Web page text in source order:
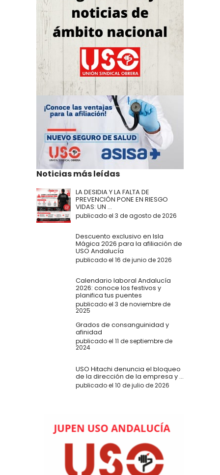
Noticias más leídas
LA DESIDIA Y LA FALTA DE
PREVENCIÓN PONE EN RIESGO
VIDAS: UN ...
publicado el 3 de agosto de 2026
Descuento exclusivo en Isla
Mágica 2026 para la afiliación de
USO Andalucía
publicado el 16 de junio de 2026
Calendario laboral Andalucía
2026: conoce los festivos y
planifica tus puentes
publicado el 3 de noviembre de
2025
Grados de consanguinidad y
afinidad
publicado el 11 de septiembre de
2024
USO Hitachi denuncia el bloqueo
de la dirección de la empresa y ...
publicado el 10 de julio de 2026